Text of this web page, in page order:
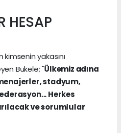
HESAP
yakasını
Bukele; "Ülkemiz adına
stadyum,
Herkes
ve sorumlular